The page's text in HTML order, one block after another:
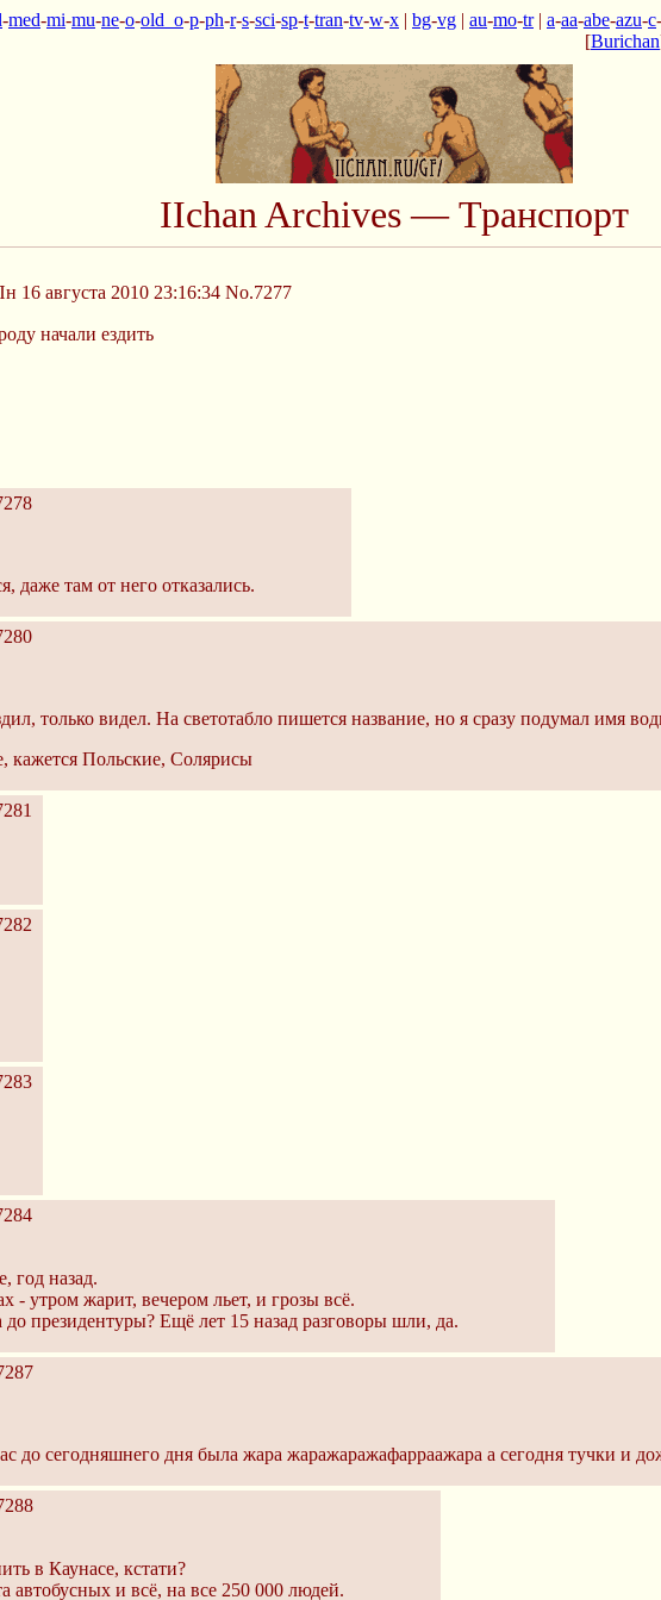
-med-mi-mu-ne-o-old_o-p-ph-r-s-sci-sp-t-tran-tv-w-x | bg-vg | au-mo-tr| a-aa-abe-azu-c-
[Burichan
IIchan Archives — Транспорт
16 августа 2010 23:16:34 No.7277
начали ездить
даже там от него отказались.
только видел. На светотабло пишется название, но я сразу подумал имя
кажется Польские, Солярисы
год назад.
- утром жарит, вечером льет, и грозы всё.
президентуры? Ещё лет 15 назад разговоры шли, да.
до сегодняшнего дня была жара жаражаражафарраажара а сегодня тучки и
в Каунасе, кстати?
автобусных и всё, на все 250 000 людей.